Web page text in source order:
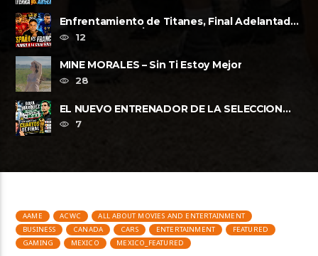
Enfrentamiento de Titanes, Final Adelantada,
Espana vs Francia FWP2026
12
MINE MORALES – Sin Ti Estoy Mejor
28
EL NUEVO ENTRENADOR DE LA SELECCION
MEXICANA Y LOS CUARTOS DE FINAL, ......
7
AAME ACWC
ALL ABOUT MOVIES AND ENTERTAINMENT
BUSINESS
CANADA CARS ENTERTAINMENT
FEATURED
GAMING
MEXICO MEXICO_FEATURED